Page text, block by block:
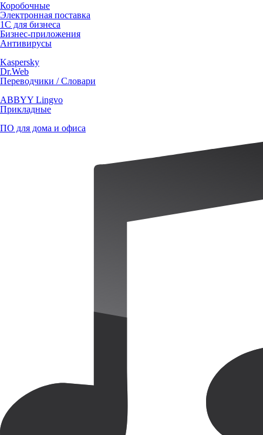
Коробочные
Электронная поставка
1С для бизнеса
Бизнес-приложения
Антивирусы
Kaspersky
Dr.Web
Переводчики / Словари
ABBYY Lingvo
Прикладные
ПО для дома и офиса